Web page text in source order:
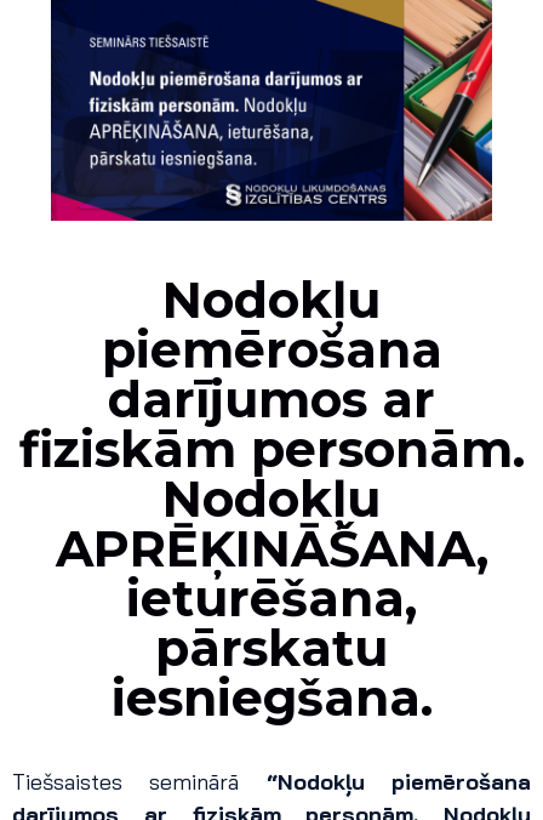
Nodokļu
piemērošana
darījumos ar
fiziskām personām.
Nodokļu
APRĒĶINĀŠANA,
ieturēšana,
pārskatu
iesniegšana.
Tiešsaistes seminārā “Nodokļu piemērošana
darījumos ar fiziskām personām. Nodokļu